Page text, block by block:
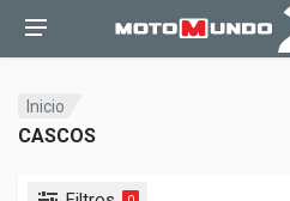
Inicio
CASCOS